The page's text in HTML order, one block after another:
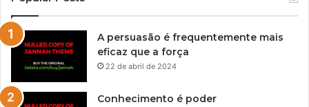
A persuasão é frequentemente mais
eficaz que a força
22 de abril de 2024
Conhecimento é poder